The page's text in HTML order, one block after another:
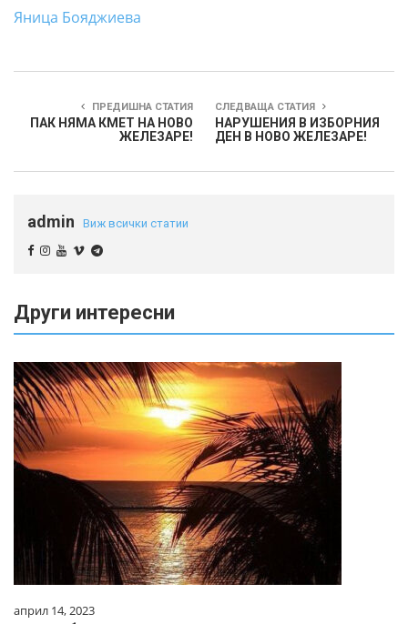
Яница Бояджиева
ПРЕДИШНА СТАТИЯ
ПАК НЯМА КМЕТ НА НОВО
ЖЕЛЕЗАРЕ!
СЛЕДВАЩА СТАТИЯ
НАРУШЕНИЯ В ИЗБОРНИЯ
ДЕН В НОВО ЖЕЛЕЗАРЕ!
admin Виж всички статии
Други интересни
април 14, 2023